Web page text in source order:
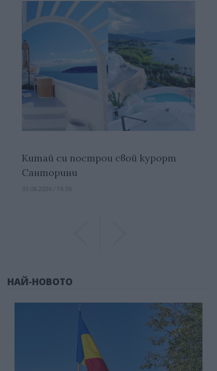
Китай си построи свой курорт
Санторини
03.08.2026 / 18:36
НАЙ-НОВОТО